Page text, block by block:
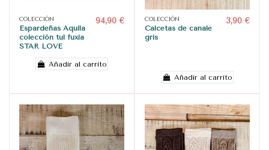
COLECCIÓN
Espardeñas Aquila
colección tul fuxia
STAR LOVE
94,90 €
Añadir al carrito
COLECCIÓN
Calcetas de canalé
gris
3,90 €
Añadir al carrito